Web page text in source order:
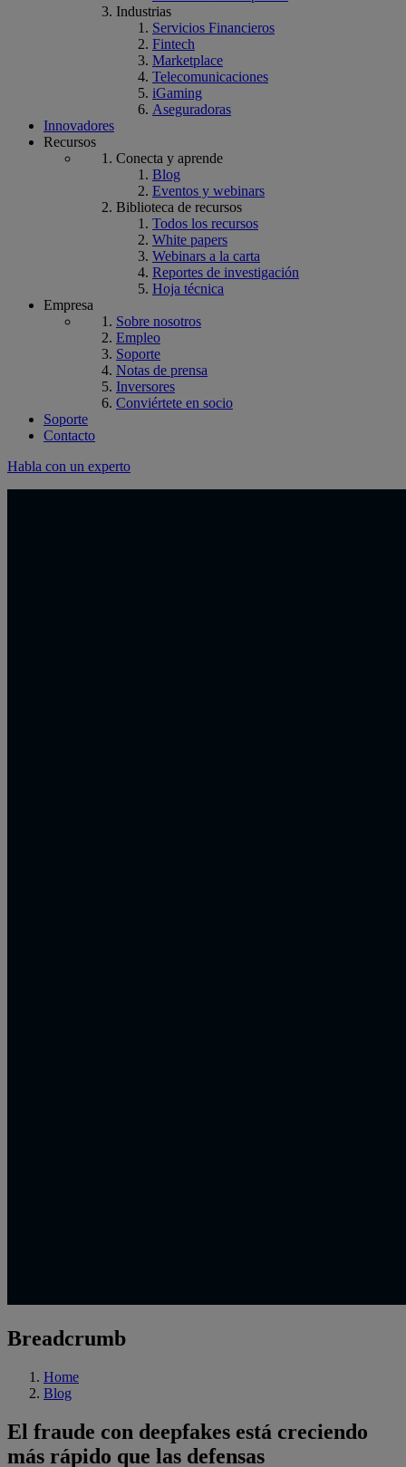
Industrias
Servicios Financieros
Fintech
Marketplace
Telecomunicaciones
iGaming
Aseguradoras
Innovadores
Recursos
Conecta y aprende
Blog
Eventos y webinars
Biblioteca de recursos
Todos los recursos
White papers
Webinars a la carta
Reportes de investigación
Hoja técnica
Empresa
Sobre nosotros
Empleo
Soporte
Notas de prensa
Inversores
Conviértete en socio
Soporte
Contacto
Habla con un experto
Breadcrumb
Home
Blog
El fraude con deepfakes está creciendo
más rápido que las defensas